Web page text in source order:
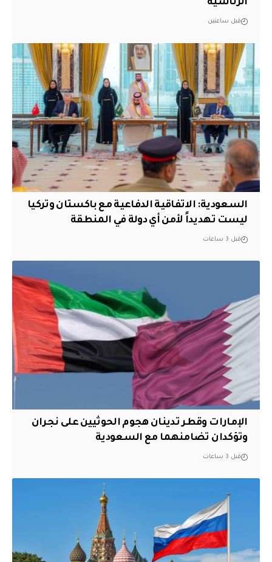
الرئاسية
قبل ساعتين
السعودية: الاتفاقية الدفاعية مع باكستان وتركيا
ليست تهديداً لأمن أي دولة في المنطقة
قبل 3 ساعات
الإمارات وقطر تدينان هجوم الحوثيين على نجران
وتؤكدان تضامنهما مع السعودية
قبل 3 ساعات